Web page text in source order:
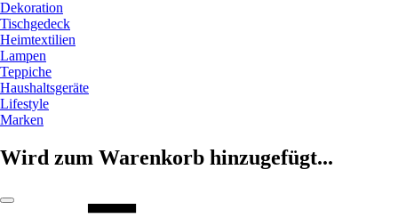
Dekoration
Tischgedeck
Heimtextilien
Lampen
Teppiche
Haushaltsgeräte
Lifestyle
Marken
Wird zum Warenkorb hinzugefügt...